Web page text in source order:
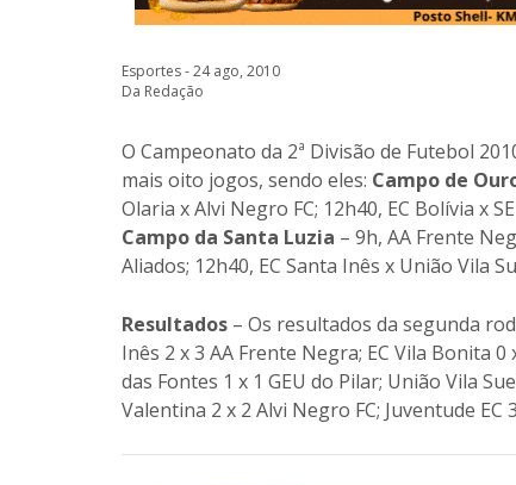
Esportes - 24 ago, 2010
Da Redação
O Campeonato da 2ª Divisão de Futebol
mais oito jogos, sendo eles: Campo de
Olaria x Alvi Negro FC; 12h40, EC Bolívia x
Campo da Santa Luzia – 9h, AA Frente
Aliados; 12h40, EC Santa Inês x União Vila
Resultados – Os resultados da segunda
Inês 2 x 3 AA Frente Negra; EC Vila Bonita 0
das Fontes 1 x 1 GEU do Pilar; União Vila
Valentina 2 x 2 Alvi Negro FC; Juventude EC